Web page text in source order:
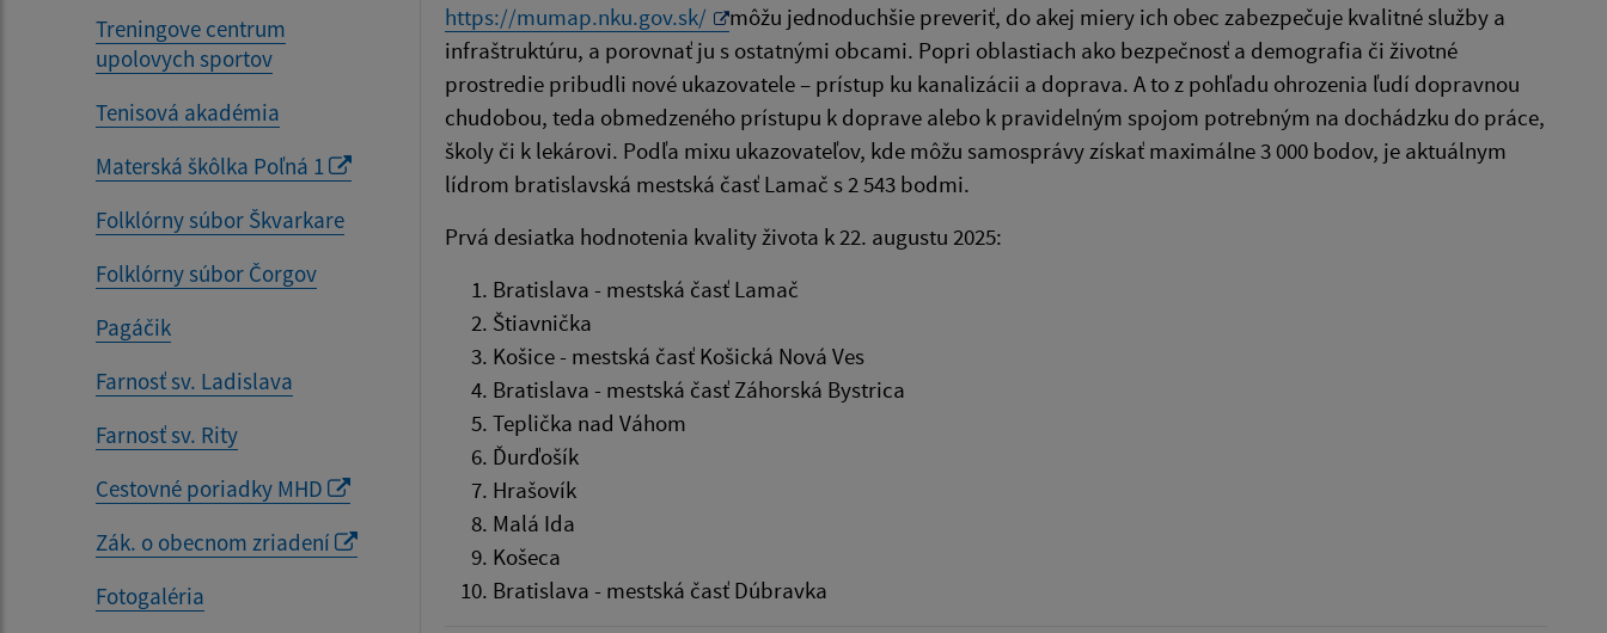
Treningove centrum
upolovych sportov
Tenisová akadémia
Materská škôlka Poľná 1
Folklórny súbor Škvarkare
Folklórny súbor Čorgov
Pagáčik
Farnosť sv. Ladislava
Farnosť sv. Rity
Cestovné poriadky MHD
Zák. o obecnom zriadení
Fotogaléria
https://mumap.nku.gov.sk/
môžu jednoduchšie preveriť, do akej miery ich obec zabezpečuje kvalitné služby a
infraštruktúru, a porovnať ju s ostatnými obcami. Popri oblastiach ako bezpečnosť a demografia či životné
prostredie pribudli nové ukazovatele – prístup ku kanalizácii a doprava. A to z pohľadu ohrozenia ľudí dopravnou
chudobou, teda obmedzeného prístupu k doprave alebo k pravidelným spojom potrebným na dochádzku do práce,
školy či k lekárovi. Podľa mixu ukazovateľov, kde môžu samosprávy získať maximálne 3 000 bodov, je aktuálnym
lídrom bratislavská mestská časť Lamač s 2 543 bodmi.
Prvá desiatka hodnotenia kvality života k 22. augustu 2025:
Bratislava - mestská časť Lamač
Štiavnička
Košice - mestská časť Košická Nová Ves
Bratislava - mestská časť Záhorská Bystrica
Teplička nad Váhom
Ďurďošík
Hrašovík
Malá Ida
Košeca
Bratislava - mestská časť Dúbravka